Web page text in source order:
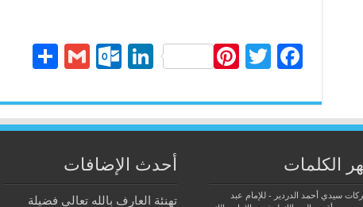
Fa
bo
ok
T
tte
r
er
es
Li
ed
In
O
lo
ok
.c
o
G
ail
re
الكلمات
سيدي أحمد الدردير - للإمام عبد
أحدث الإضافات
تهنئة العارف بالله تعالي فضيلة